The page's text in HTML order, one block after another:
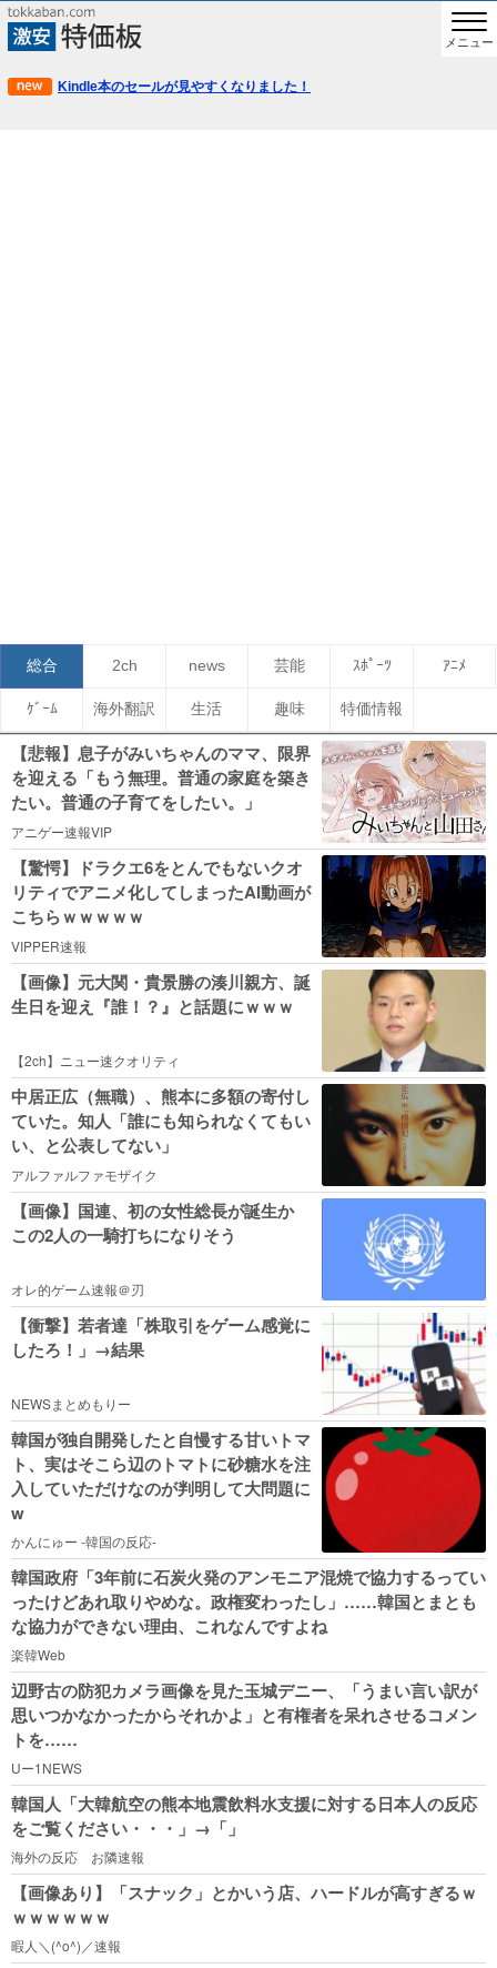
メニュー
Kindle本のセールが見やすくなりました！
総合 2ch news 芸能 ｽﾎﾟｰﾂ ｱﾆﾒ
ｹﾞｰﾑ 海外翻訳 生活 趣味 特価情報
【悲報】息子がみいちゃんのママ、限界
を迎える「もう無理。普通の家庭を築き
たい。普通の子育てをしたい。」
アニゲー速報VIP
【驚愕】ドラクエ6をとんでもないクオ
リティでアニメ化してしまったAI動画が
こちらｗｗｗｗｗ
VIPPER速報
【画像】元大関・貴景勝の湊川親方、誕
生日を迎え『誰！？』と話題にｗｗｗ
【2ch】ニュー速クオリティ
中居正広（無職）、熊本に多額の寄付し
ていた。知人「誰にも知られなくてもい
い、と公表してない」
アルファルファモザイク
【画像】国連、初の女性総長が誕生か
この2人の一騎打ちになりそう
オレ的ゲーム速報＠刃
【衝撃】若者達「株取引をゲーム感覚に
したろ！」→結果
NEWSまとめもりー
韓国が独自開発したと自慢する甘いトマ
ト、実はそこら辺のトマトに砂糖水を注
入していただけなのが判明して大問題に
w
かんにゅー -韓国の反応-
韓国政府「3年前に石炭火発のアンモニア混焼で協力するってい
ったけどあれ取りやめな。政権変わったし」……韓国とまとも
な協力ができない理由、これなんですよね
楽韓Web
辺野古の防犯カメラ画像を見た玉城デニー、「うまい言い訳が
思いつかなかったからそれかよ」と有権者を呆れさせるコメン
トを……
Uー1NEWS
韓国人「大韓航空の熊本地震飲料水支援に対する日本人の反応
をご覧ください・・・」→「」
海外の反応 お隣速報
【画像あり】「スナック」とかいう店、ハードルが高すぎるｗ
ｗｗｗｗｗｗ
暇人＼(^o^)／速報